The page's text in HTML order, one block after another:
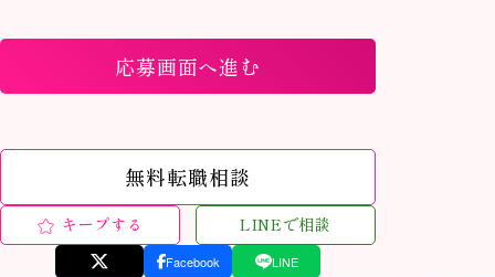
応募画面へ進む
無料転職相談
キープする LINEで相談
Facebook LINE